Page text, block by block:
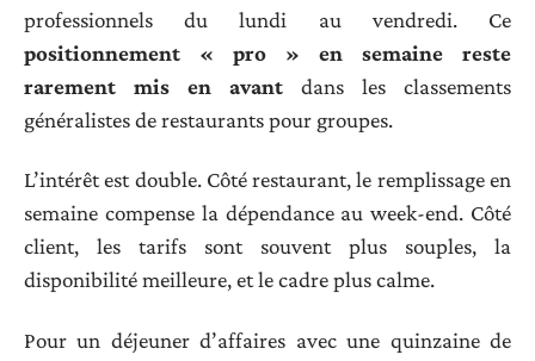
professionnels du lundi au vendredi. Ce
positionnement « pro » en semaine reste
rarement mis en avant dans les classements
généralistes de restaurants pour groupes.
L’intérêt est double. Côté restaurant, le remplissage en
semaine compense la dépendance au week-end. Côté
client, les tarifs sont souvent plus souples, la
disponibilité meilleure, et le cadre plus calme.
Pour un déjeuner d’affaires avec une quinzaine de